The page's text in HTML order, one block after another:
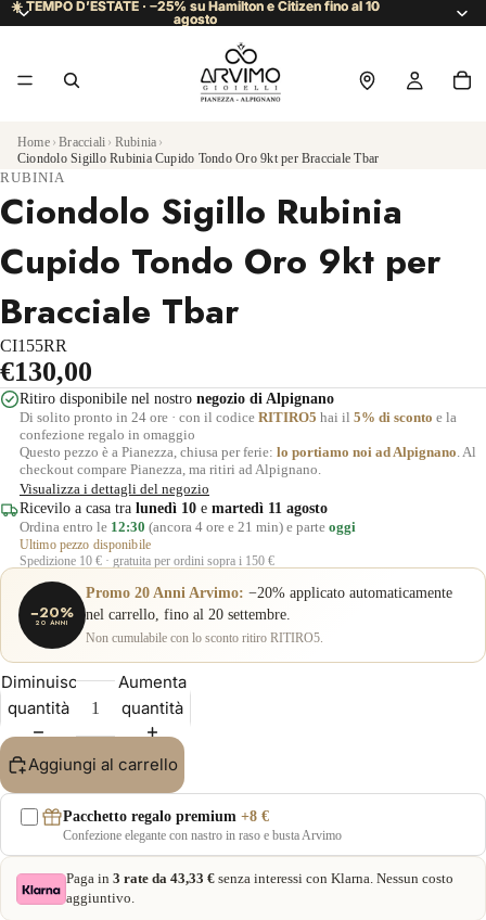
☀️ TEMPO D’ESTATE · −25% su Hamilton e Citizen fino al 10
agosto
☀️ TEMPO D’ESTATE · −25% su Hamilton e Citizen fino al 10
agosto
Home › Bracciali › Rubinia ›
Ciondolo Sigillo Rubinia Cupido Tondo Oro 9kt per Bracciale Tbar
RUBINIA
Ciondolo Sigillo Rubinia
Cupido Tondo Oro 9kt per
Bracciale Tbar
CI155RR
€130,00
Ritiro disponibile nel nostro negozio di Alpignano
Di solito pronto in 24 ore · con il codice RITIRO5 hai il 5% di sconto e la
confezione regalo in omaggio
Questo pezzo è a Pianezza, chiusa per ferie: lo portiamo noi ad Alpignano. Al
checkout compare Pianezza, ma ritiri ad Alpignano.
Visualizza i dettagli del negozio
Ricevilo a casa tra lunedì 10 e martedì 11 agosto
Ordina entro le 12:30 (ancora 4 ore e 21 min) e parte oggi
Ultimo pezzo disponibile
Spedizione 10 € · gratuita per ordini sopra i 150 €
−20%
20 ANNI
Promo 20 Anni Arvimo: −20% applicato automaticamente
nel carrello, fino al 20 settembre.
Non cumulabile con lo sconto ritiro RITIRO5.
Diminuisci
quantità
Aumenta
quantità
Aggiungi al carrello
Pacchetto regalo premium +8 €
Confezione elegante con nastro in raso e busta Arvimo
Paga in 3 rate da 43,33 € senza interessi con Klarna. Nessun costo
aggiuntivo.